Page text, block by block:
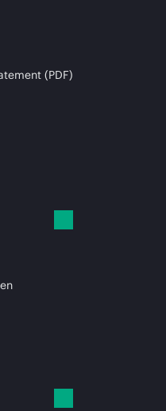
(PDF)